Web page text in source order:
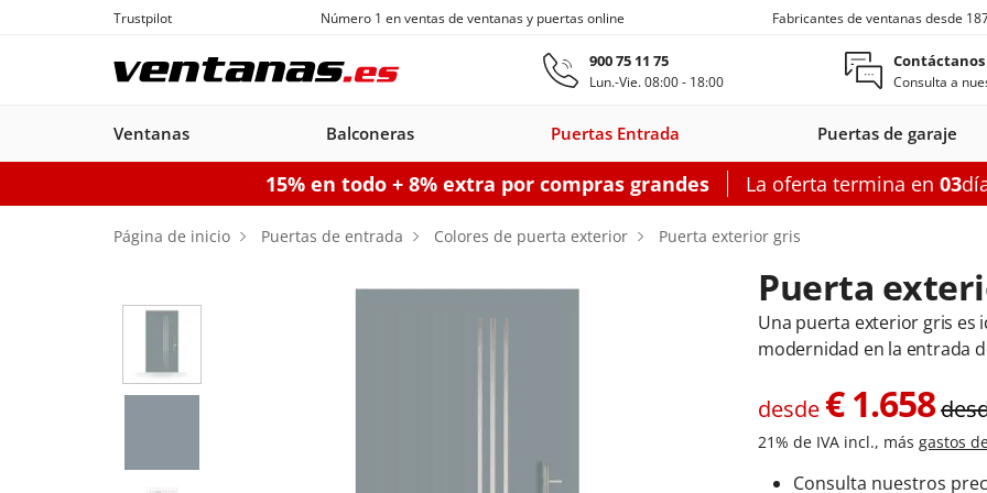
Ir al contenido principal
Trustpilot Número 1 en ventas de ventanas y puertas online Fabricantes de ventanas desde
900 75 11 75
Lun.-Vie. 08:00 - 18:00
Contáctanos
Consulta a
Ventanas
PVC
Ventanas de techo
Claraboyas
Ventanas
Balconeras
Balconeras correderas
Balconeras correderas
Balconeras
Configurador balconeras correderas
Puertas Entrada
Puertas acorazadas Puertas entrada Puertas auxiliares
Puertas auxiliares Puertas
Configurador puertas
Puertas de garaje
Puertas de garaje seccionales
15% en todo + 8% extra por compras grandes La oferta termina en 03
Página de inicio Puertas de entrada Colores de puerta exterior Puerta exterior gris
Puerta
Una puerta exterior gris es
modernidad en la entrada
desde €1.658
21% de IVA incl., más gastos
Consulta nuestros